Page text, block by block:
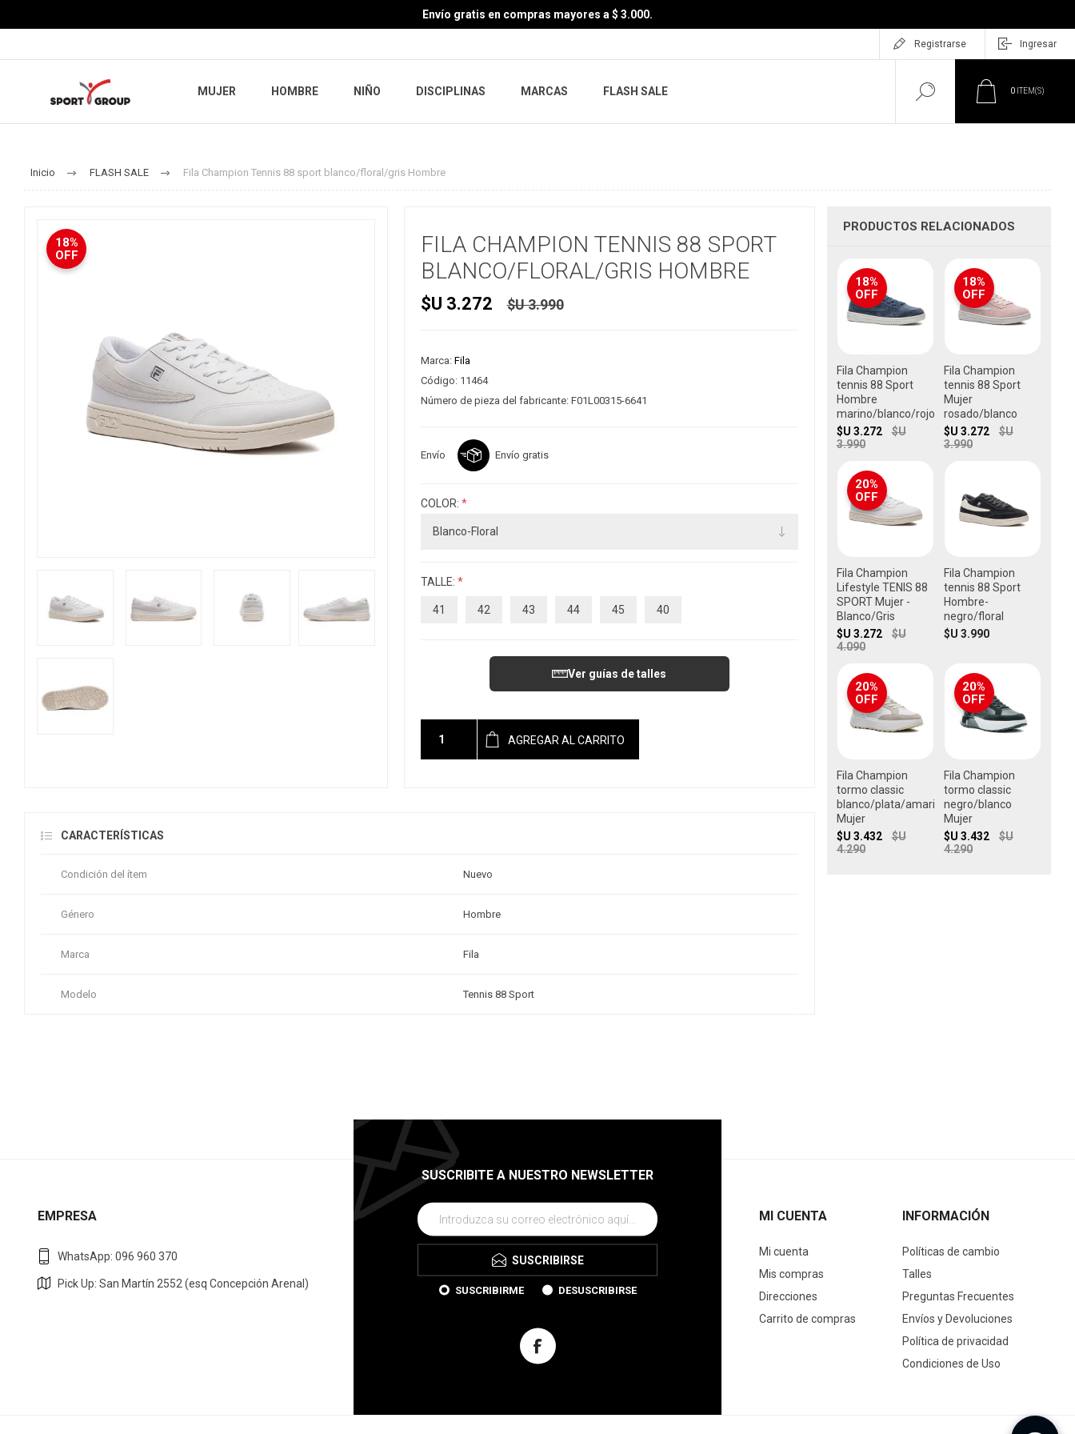
Envío gratis en compras mayores a $ 3.000.
Registrarse Ingresar
MUJER HOMBRE NIÑO DISCIPLINAS MARCAS FLASH SALE 0 ITEM(S)
Inicio FLASH SALE Fila Champion Tennis 88 sport blanco/floral/gris Hombre
18%
OFF
FILA CHAMPION TENNIS 88 SPORT
BLANCO/FLORAL/GRIS HOMBRE
$U 3.272 $U 3.990
Marca: Fila
Código: 11464
Número de pieza del fabricante: F01L00315-6641
Envío Envío gratis
COLOR: *
TALLE: *
41 42 43 44 45 40
Ver guías de talles
AGREGAR AL CARRITO
CARACTERÍSTICAS
Condición del ítem Nuevo
Género Hombre
Marca Fila
Modelo Tennis 88 Sport
PRODUCTOS RELACIONADOS
18%
OFF
Fila Champion
tennis 88 Sport
Hombre
marino/blanco/rojo
$U 3.272
$U
3.990
18%
OFF
Fila Champion
tennis 88 Sport
Mujer
rosado/blanco
$U 3.272
$U
3.990
20%
OFF
Fila Champion
Lifestyle TENIS 88
SPORT Mujer -
Blanco/Gris
$U 3.272
$U
4.090
Fila Champion
tennis 88 Sport
Hombre-
negro/floral
$U 3.990
20%
OFF
Fila Champion
tormo classic
blanco/plata/amarillo
Mujer
$U 3.432
$U
4.290
20%
OFF
Fila Champion
tormo classic
negro/blanco
Mujer
$U 3.432
$U
4.290
SUSCRIBITE A NUESTRO NEWSLETTER
SUSCRIBIRSE
SUSCRIBIRME DESUSCRIBIRSE
EMPRESA
WhatsApp: 096 960 370
Pick Up: San Martín 2552 (esq Concepción Arenal)
MI CUENTA
Mi cuenta
Mis compras
Direcciones
Carrito de compras
INFORMACIÓN
Políticas de cambio
Talles
Preguntas Frecuentes
Envíos y Devoluciones
Política de privacidad
Condiciones de Uso